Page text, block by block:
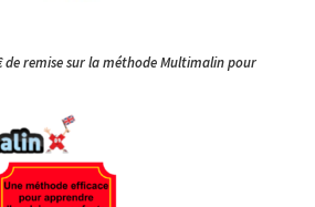
de remise sur la méthode Multimalin pour